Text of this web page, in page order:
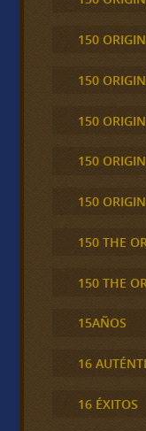
150
150
150
150
150
150 THE
150 THE
15AÑOS
16
16 ÉXITOS